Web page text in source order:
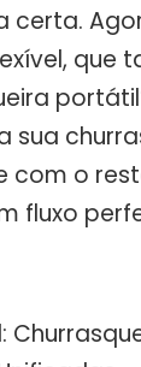
certa.
que
sua
com o
fluxo